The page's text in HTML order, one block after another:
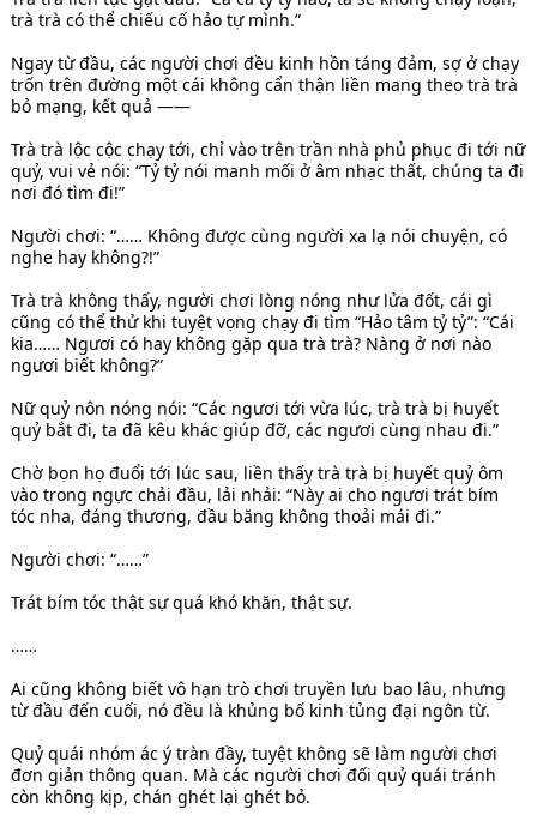
trà trà có thể chiếu cố hảo tự mình.”
Ngay từ đầu, các người chơi đều kinh hồn táng đảm, sợ ở chạy
trốn trên đường một cái không cẩn thận liền mang theo trà trà
bỏ mạng, kết quả ——
Trà trà lộc cộc chạy tới, chỉ vào trên trần nhà phủ phục đi tới nữ
quỷ, vui vẻ nói: “Tỷ tỷ nói manh mối ở âm nhạc thất, chúng ta đi
nơi đó tìm đi!”
Người chơi: “…… Không được cùng người xa lạ nói chuyện, có
nghe hay không?!”
Trà trà không thấy, người chơi lòng nóng như lửa đốt, cái gì
cũng có thể thử khi tuyệt vọng chạy đi tìm “Hảo tâm tỷ tỷ”: “Cái
kia…… Ngươi có hay không gặp qua trà trà? Nàng ở nơi nào
ngươi biết không?”
Nữ quỷ nôn nóng nói: “Các ngươi tới vừa lúc, trà trà bị huyết
quỷ bắt đi, ta đã kêu khác giúp đỡ, các ngươi cùng nhau đi.”
Chờ bọn họ đuổi tới lúc sau, liền thấy trà trà bị huyết quỷ ôm
vào trong ngực chải đầu, lải nhải: “Này ai cho ngươi trát bím
tóc nha, đáng thương, đầu băng không thoải mái đi.”
Người chơi: “……”
Trát bím tóc thật sự quá khó khăn, thật sự.
……
Ai cũng không biết vô hạn trò chơi truyền lưu bao lâu, nhưng
từ đầu đến cuối, nó đều là khủng bố kinh tủng đại ngôn từ.
Quỷ quái nhóm ác ý tràn đầy, tuyệt không sẽ làm người chơi
đơn giản thông quan. Mà các người chơi đối quỷ quái tránh
còn không kịp, chán ghét lại ghét bỏ.